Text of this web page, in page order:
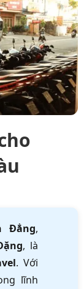
Đẳng,
, là
. Với
lĩnh